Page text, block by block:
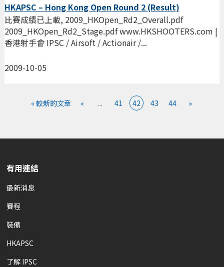
HKAPSC – Hong Kong Open Round 2 (Result)
2009-10-05
比賽成績已上載, 2009_HKOpen_Rd2_Overall.pdf
2009_HKOpen_Rd2_Stage.pdf www.HKSHOOTERS.com |
香港射手會 IPSC / Airsoft / Actionair /...
« 較新的文章 « ... 41 42 43 44 »
有用連結
最新消息
賽程
裝備
HKAPSC
了解 IPSC